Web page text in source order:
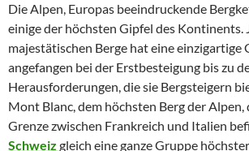
Die Alpen, Europas beeindruckende
einige der höchsten Gipfel des Kontinents.
majestätischen Berge hat eine einzigartige
angefangen bei der Erstbesteigung bis zu
Herausforderungen, die sie Bergsteigern
Mont Blanc, dem höchsten Berg der Alpen,
Grenze zwischen Frankreich und Italien
Schweiz gleich eine ganze Gruppe